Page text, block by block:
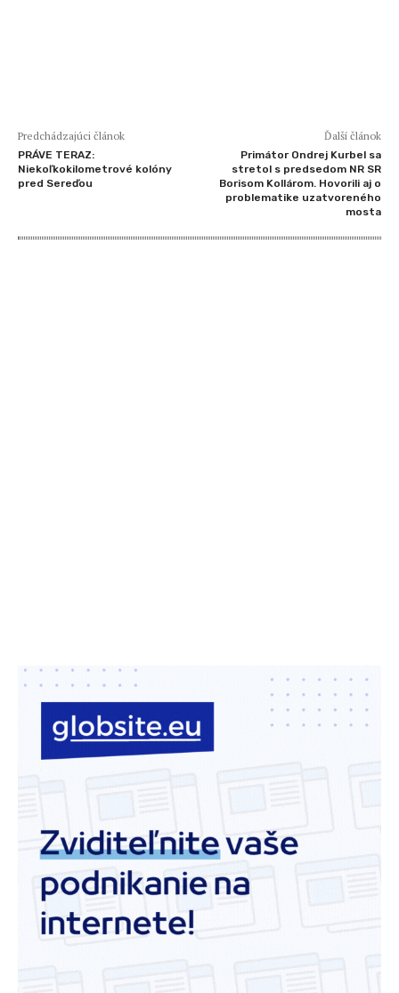
Predchádzajúci článok
PRÁVE TERAZ:
Niekoľkokilometrové kolóny
pred Sereďou
Ďalší článok
Primátor Ondrej Kurbel sa
stretol s predsedom NR SR
Borisom Kollárom. Hovorili aj o
problematike uzatvoreného
mosta